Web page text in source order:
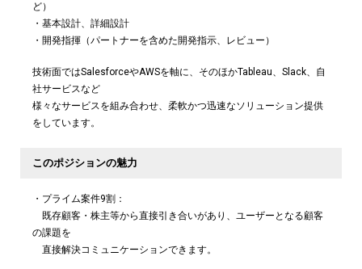
ど）
・基本設計、詳細設計
・開発指揮（パートナーを含めた開発指示、レビュー）
技術面ではSalesforceやAWSを軸に、そのほかTableau、Slack、自
社サービスなど
様々なサービスを組み合わせ、柔軟かつ迅速なソリューション提供
をしています。
このポジションの魅力
・プライム案件9割：
既存顧客・株主等から直接引き合いがあり、ユーザーとなる顧客
の課題を
直接解決コミュニケーションできます。